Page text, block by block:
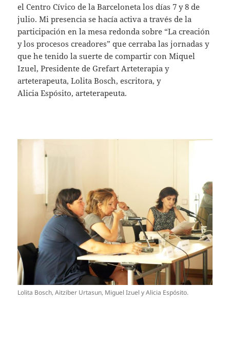
el Centro Cívico de la Barceloneta los días 7 y 8 de
julio. Mi presencia se hacía activa a través de la
participación en la mesa redonda sobre “La creación
y los procesos creadores” que cerraba las jornadas y
que he tenido la suerte de compartir con Miquel
Izuel, Presidente de Grefart Arteterapia y
arteterapeuta, Lolita Bosch, escritora, y
Alicia Espósito, arteterapeuta.
Lolita Bosch, Aitziber Urtasun, Miguel Izuel y Alicia Espósito.